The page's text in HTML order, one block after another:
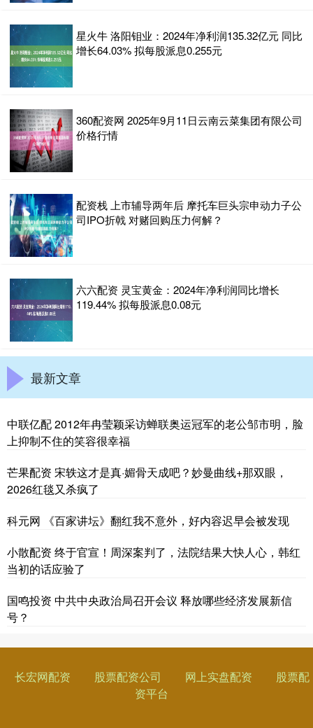
星火牛 洛阳钼业：2024年净利润135.32亿元 同比
增长64.03% 拟每股派息0.255元
360配资网 2025年9月11日云南云菜集团有限公司
价格行情
配资栈 上市辅导两年后 摩托车巨头宗申动力子公
司IPO折戟 对赌回购压力何解？
六六配资 灵宝黄金：2024年净利润同比增长
119.44% 拟每股派息0.08元
最新文章
中联亿配 2012年冉莹颖采访蝉联奥运冠军的老公邹市明，脸
上抑制不住的笑容很幸福
芒果配资 宋轶这才是真·媚骨天成吧？妙曼曲线+那双眼，
2026红毯又杀疯了
科元网 《百家讲坛》翻红我不意外，好内容迟早会被发现
小散配资 终于官宣！周深案判了，法院结果大快人心，韩红
当初的话应验了
国鸣投资 中共中央政治局召开会议 释放哪些经济发展新信
号？
长宏网配资 股票配资公司 网上实盘配资
股票配
资平台